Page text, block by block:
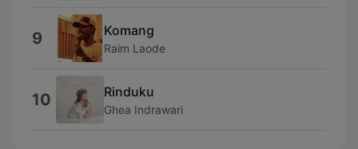
9 Komang
Raim Laode
10 Rinduku
Ghea Indrawari